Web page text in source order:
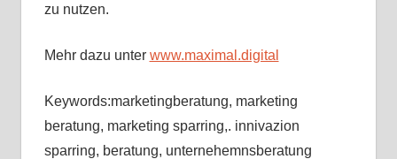
zu nutzen.
Mehr dazu unter www.maximal.digital
Keywords:marketingberatung, marketing
beratung, marketing sparring,. innivazion
sparring, beratung, unternehemnsberatung